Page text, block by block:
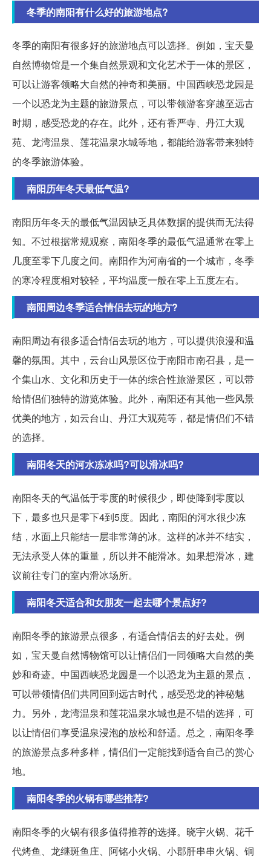
冬季的南阳有什么好的旅游地点?
冬季的南阳有很多好的旅游地点可以选择。例如，宝天曼
自然博物馆是一个集自然景观和文化艺术于一体的景区，
可以让游客领略大自然的神奇和美丽。中国西峡恐龙园是
一个以恐龙为主题的旅游景点，可以带领游客穿越至远古
时期，感受恐龙的存在。此外，还有香严寺、丹江大观
苑、龙湾温泉、莲花温泉水城等地，都能给游客带来独特
的冬季旅游体验。
南阳历年冬天最低气温?
南阳历年冬天的最低气温因缺乏具体数据的提供而无法得
知。不过根据常规观察，南阳冬季的最低气温通常在零上
几度至零下几度之间。南阳作为河南省的一个城市，冬季
的寒冷程度相对较轻，平均温度一般在零上五度左右。
南阳周边冬季适合情侣去玩的地方?
南阳周边有很多适合情侣去玩的地方，可以提供浪漫和温
馨的氛围。其中，云台山风景区位于南阳市南召县，是一
个集山水、文化和历史于一体的综合性旅游景区，可以带
给情侣们独特的游览体验。此外，南阳还有其他一些风景
优美的地方，如云台山、丹江大观苑等，都是情侣们不错
的选择。
南阳冬天的河水冻冰吗?可以滑冰吗?
南阳冬天的气温低于零度的时候很少，即使降到零度以
下，最多也只是零下4到5度。因此，南阳的河水很少冻
结，水面上只能结一层非常薄的冰。这样的冰并不结实，
无法承受人体的重量，所以并不能滑冰。如果想滑冰，建
议前往专门的室内滑冰场所。
南阳冬天适合和女朋友一起去哪个景点好?
南阳冬季的旅游景点很多，有适合情侣去的好去处。例
如，宝天曼自然博物馆可以让情侣们一同领略大自然的美
妙和奇迹。中国西峡恐龙园是一个以恐龙为主题的景点，
可以带领情侣们共同回到远古时代，感受恐龙的神秘魅
力。另外，龙湾温泉和莲花温泉水城也是不错的选择，可
以让情侣们享受温泉浸泡的放松和舒适。总之，南阳冬季
的旅游景点多种多样，情侣们一定能找到适合自己的赏心
地。
南阳冬季的火锅有哪些推荐?
南阳冬季的火锅有很多值得推荐的选择。晓宇火锅、花千
代烤鱼、龙继斑鱼庄、阿铭小火锅、小郡肝串串火锅、铜